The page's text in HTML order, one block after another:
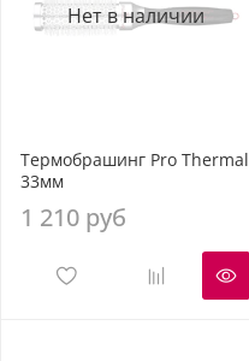
Нет в наличии
Термобрашинг Pro Thermal
33мм
1 210 руб